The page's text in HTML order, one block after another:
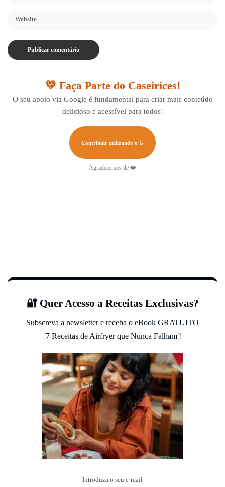
💛 Faça Parte do Caseirices!
O seu apoio via Google é fundamental para criar mais conteúdo
delicioso e acessível para todos!
Contribuir utilizando o G
Agradecemos de ❤️
🔐 Quer Acesso a Receitas Exclusivas?
Subscreva a newsletter e receba o eBook GRATUITO
'7 Receitas de Airfryer que Nunca Falham'!